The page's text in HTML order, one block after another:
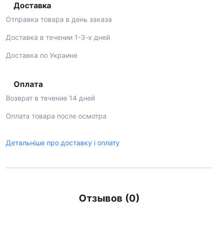
Доставка
Отправка товара в день заказа
Доставка в течении 1-3-х дней
Доставка по Украине
Оплата
Возврат в течение 14 дней
Оплата товара после осмотра
Детальніше про доставку і оплату
Отзывов (0)